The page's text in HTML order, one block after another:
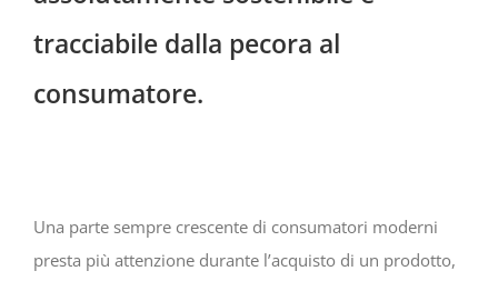
tracciabile dalla pecora al
consumatore.
Una parte sempre crescente di consumatori moderni
presta più attenzione durante l’acquisto di un prodotto,